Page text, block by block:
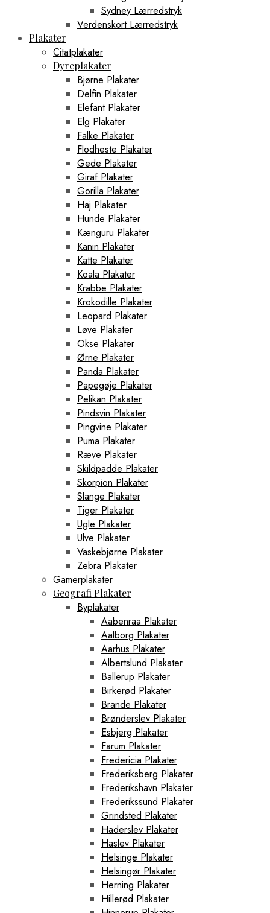
Sydney Lærredstryk
Verdenskort Lærredstryk
Plakater
Citatplakater
Dyreplakater
Bjørne Plakater
Delfin Plakater
Elefant Plakater
Elg Plakater
Falke Plakater
Flodheste Plakater
Gede Plakater
Giraf Plakater
Gorilla Plakater
Haj Plakater
Hunde Plakater
Kænguru Plakater
Kanin Plakater
Katte Plakater
Koala Plakater
Krabbe Plakater
Krokodille Plakater
Leopard Plakater
Løve Plakater
Okse Plakater
Ørne Plakater
Panda Plakater
Papegøje Plakater
Pelikan Plakater
Pindsvin Plakater
Pingvine Plakater
Puma Plakater
Ræve Plakater
Skildpadde Plakater
Skorpion Plakater
Slange Plakater
Tiger Plakater
Ugle Plakater
Ulve Plakater
Vaskebjørne Plakater
Zebra Plakater
Gamerplakater
Geografi Plakater
Byplakater
Aabenraa Plakater
Aalborg Plakater
Aarhus Plakater
Albertslund Plakater
Ballerup Plakater
Birkerød Plakater
Brande Plakater
Brønderslev Plakater
Esbjerg Plakater
Farum Plakater
Fredericia Plakater
Frederiksberg Plakater
Frederikshavn Plakater
Frederikssund Plakater
Grindsted Plakater
Haderslev Plakater
Haslev Plakater
Helsinge Plakater
Helsingør Plakater
Herning Plakater
Hillerød Plakater